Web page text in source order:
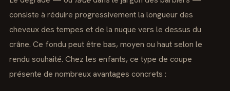
consiste à réduire progressivement la longueur des
cheveux des tempes et de la nuque vers le dessus du
crâne. Ce fondu peut être bas, moyen ou haut selon le
rendu souhaité. Chez les enfants, ce type de coupe
présente de nombreux avantages concrets :